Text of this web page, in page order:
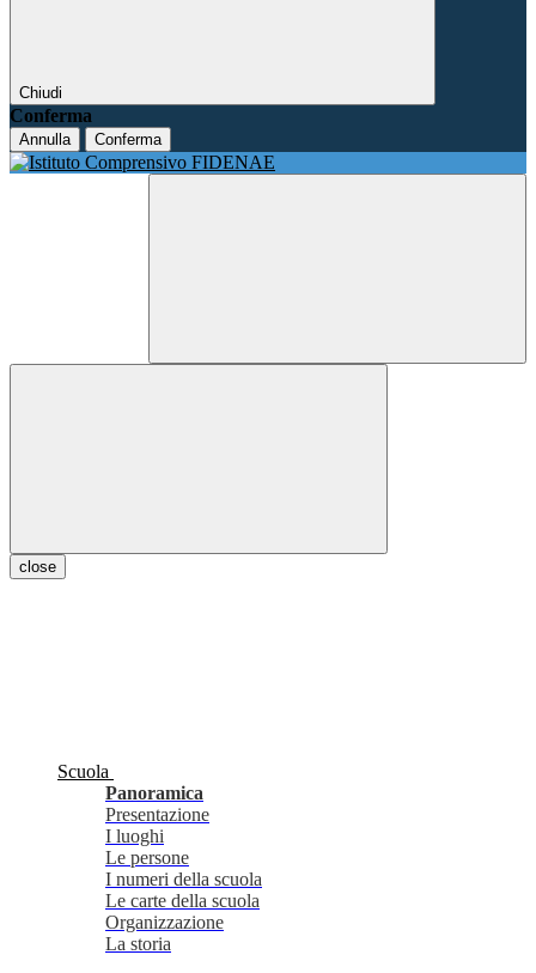
Chiudi
Conferma
Annulla Conferma
close
Scuola
Panoramica
Presentazione
I luoghi
Le persone
I numeri della scuola
Le carte della scuola
Organizzazione
La storia